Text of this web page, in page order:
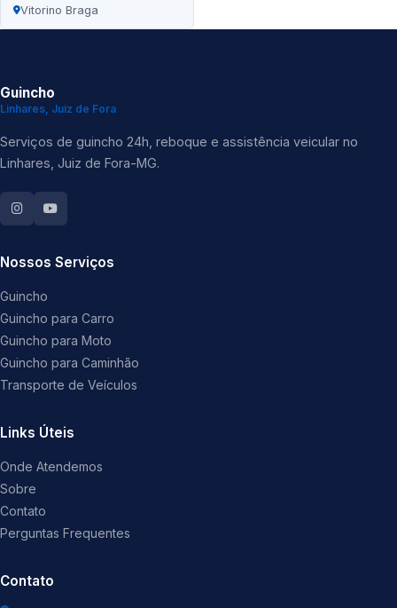
Vitorino Braga
Guincho
Linhares, Juiz de Fora
Serviços de guincho 24h, reboque e assistência veicular no
Linhares, Juiz de Fora-MG.
Nossos Serviços
Guincho
Guincho para Carro
Guincho para Moto
Guincho para Caminhão
Transporte de Veículos
Links Úteis
Onde Atendemos
Sobre
Contato
Perguntas Frequentes
Contato